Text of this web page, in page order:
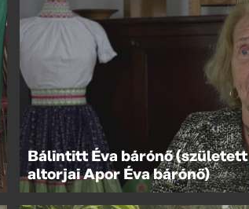
Bálintitt Éva bárónő (született
altorjai Apor Éva bárónő)